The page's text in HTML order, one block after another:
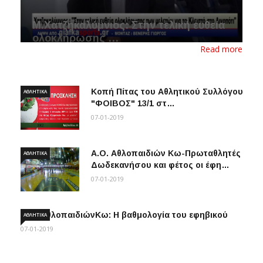
M.Χατζηκαλύμνιος: Στην τελική ευθεία
ολοκλήρωσης …
Read more
Κοπή Πίτας του Αθλητικού Συλλόγου
"ΦΟΙΒΟΣ" 13/1 στ…
ΑΘΛΗΤΙΚΆ
07-01-2019
Α.Ο. Αθλοπαιδιών Κω-Πρωταθλητές
Δωδεκανήσου και φέτος οι έφη…
ΑΘΛΗΤΙΚΆ
07-01-2019
Α.Ο. ΑθλοπαιδιώνΚω: Η βαθμολογία του εφηβικού
ΑΘΛΗΤΙΚΆ
07-01-2019